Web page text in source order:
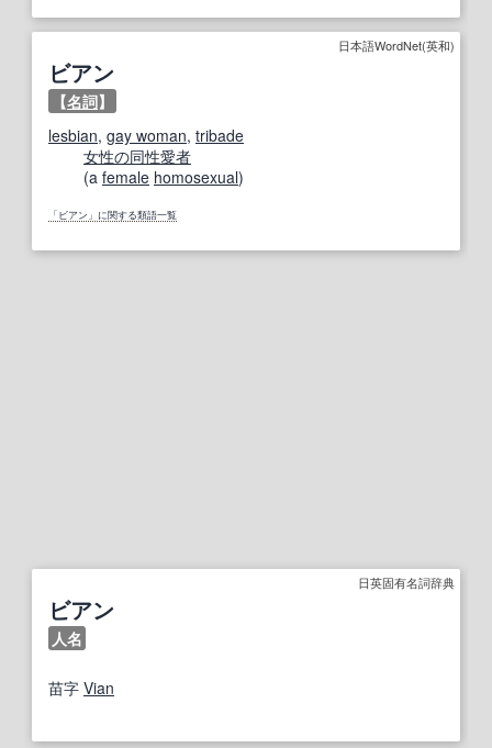
日本語WordNet(英和)
ビアン
【名詞】
lesbian, gay woman, tribade
女性の同性愛者
(a female homosexual)
「ビアン」に関する類語一覧
日英固有名詞辞典
ビアン
人名
苗字 Vian